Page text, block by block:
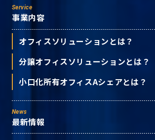
Service
事業内容
オフィスソリューションとは？
分譲オフィスソリューションとは？
小口化所有オフィスAシェアとは？
News
最新情報